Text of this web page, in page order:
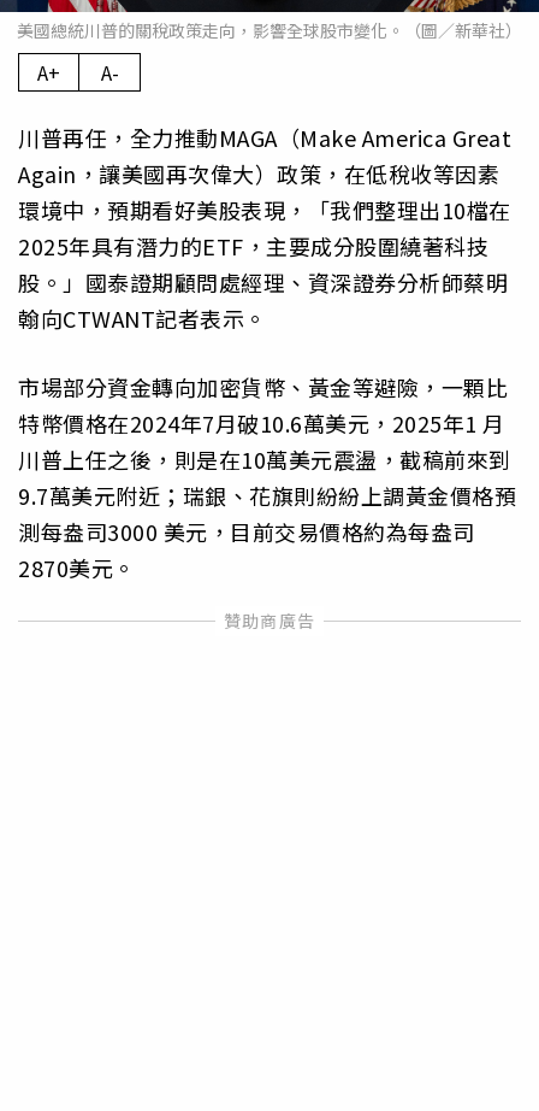
美國總統川普的關稅政策走向，影響全球股市變化。（圖／新華社）
A+ A-
川普再任，全力推動MAGA（Make America Great
Again，讓美國再次偉大）政策，在低稅收等因素
環境中，預期看好美股表現，「我們整理出10檔在
2025年具有潛力的ETF，主要成分股圍繞著科技
股。」國泰證期顧問處經理、資深證券分析師蔡明
翰向CTWANT記者表示。
市場部分資金轉向加密貨幣、黃金等避險，一顆比
特幣價格在2024年7月破10.6萬美元，2025年1 月
川普上任之後，則是在10萬美元震盪，截稿前來到
9.7萬美元附近；瑞銀、花旗則紛紛上調黃金價格預
測每盎司3000 美元，目前交易價格約為每盎司
2870美元。